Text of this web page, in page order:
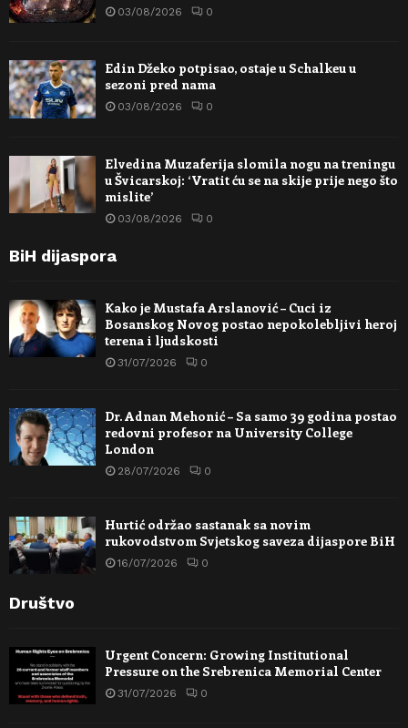
03/08/2026 0
Edin Džeko potpisao, ostaje u Schalkeu u
sezoni pred nama
03/08/2026 0
Elvedina Muzaferija slomila nogu na treningu
u Švicarskoj: ‘Vratit ću se na skije prije nego što
mislite’
03/08/2026 0
BiH dijaspora
Kako je Mustafa Arslanović – Cuci iz
Bosanskog Novog postao nepokolebljivi heroj
terena i ljudskosti
31/07/2026 0
Dr. Adnan Mehonić – Sa samo 39 godina postao
redovni profesor na University College
London
28/07/2026 0
Hurtić održao sastanak sa novim
rukovodstvom Svjetskog saveza dijaspore BiH
16/07/2026 0
Društvo
Urgent Concern: Growing Institutional
Pressure on the Srebrenica Memorial Center
31/07/2026 0